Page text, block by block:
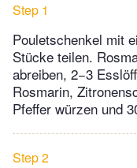
Step 1
Pouletschenkel mit
Stücke teilen.
abreiben, 2−3
Rosmarin,
Pfeffer würzen und
Step 2